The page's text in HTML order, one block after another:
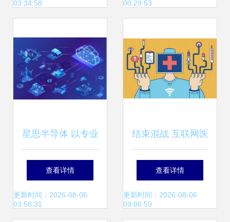
03:34:58
00:29:53
星思半导体 以专业
手机直连卫星终端
方案,助力卫星互联
查看详情
更新时间：2026-08-06
03:58:31
结束混战 互联网医
疗进入牌照时代
查看详情
更新时间：2026-08-06
09:06:59